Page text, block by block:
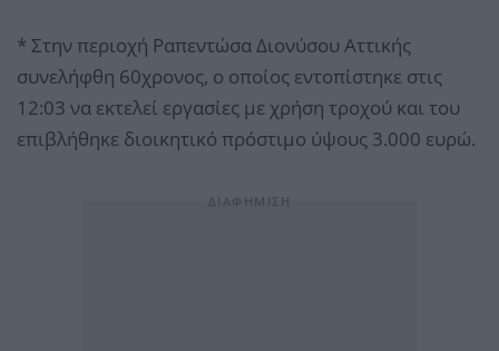
* Στην περιοχή Ραπεντώσα Διονύσου Αττικής
συνελήφθη 60χρονος, ο οποίος εντοπίστηκε στις
12:03 να εκτελεί εργασίες με χρήση τροχού και του
επιβλήθηκε διοικητικό πρόστιμο ύψους 3.000 ευρώ.